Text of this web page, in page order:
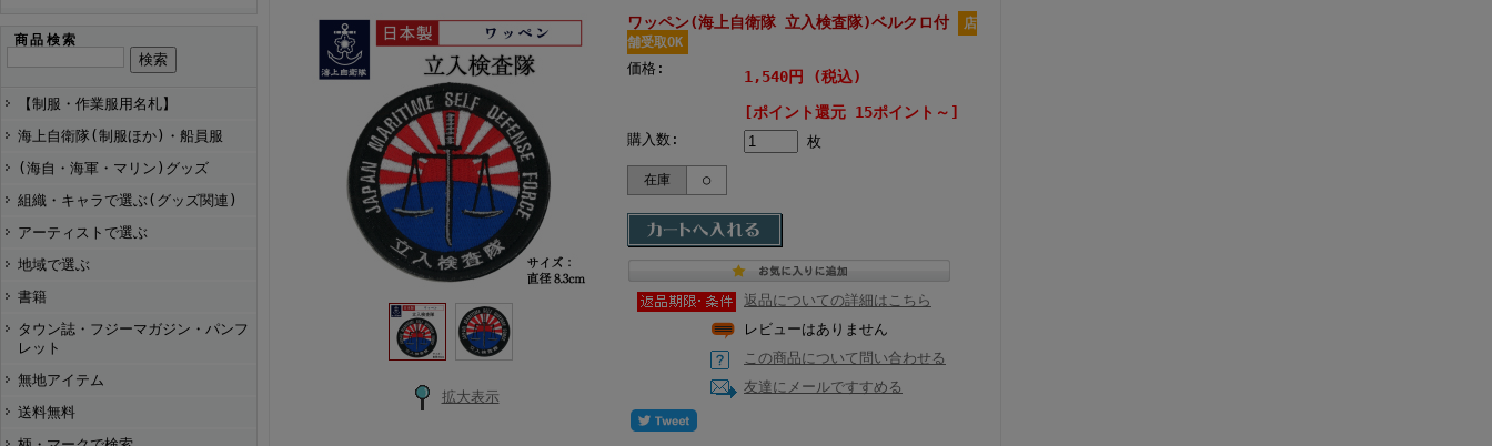
商品検索
【制服・作業服用名札】
海上自衛隊(制服ほか)・船員服
(海自・海軍・マリン)グッズ
組織・キャラで選ぶ(グッズ関連)
アーティストで選ぶ
地域で選ぶ
書籍
タウン誌・フジーマガジン・パンフ
レット
無地アイテム
送料無料
拡大表示
ワッペン(海上自衛隊 立入検査隊)ベルクロ付
店
舗受取OK
価格:
1,540円 (税込)
[ポイント還元 15ポイント～]
購入数: 枚
在庫 ○
返品についての詳細はこちら
レビューはありません
この商品について問い合わせる
友達にメールですすめる